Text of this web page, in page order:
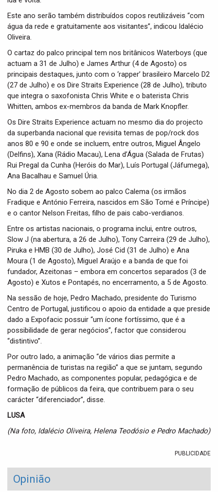
Este ano serão também distribuídos copos reutilizáveis “com
água da rede e gratuitamente aos visitantes”, indicou Idalécio
Oliveira.
O cartaz do palco principal tem nos britânicos Waterboys (que
actuam a 31 de Julho) e James Arthur (4 de Agosto) os
principais destaques, junto com o ‘rapper’ brasileiro Marcelo D2
(27 de Julho) e os Dire Straits Experience (28 de Julho), tributo
que integra o saxofonista Chris White e o baterista Chris
Whitten, ambos ex-membros da banda de Mark Knopfler.
Os Dire Straits Experience actuam no mesmo dia do projecto
da superbanda nacional que revisita temas de pop/rock dos
anos 80 e 90 e onde se incluem, entre outros, Miguel Ângelo
(Delfins), Xana (Rádio Macau), Lena d’Água (Salada de Frutas)
Rui Pregal da Cunha (Heróis do Mar), Luís Portugal (Jáfumega),
Ana Bacalhau e Samuel Úria.
No dia 2 de Agosto sobem ao palco Calema (os irmãos
Fradique e António Ferreira, nascidos em São Tomé e Príncipe)
e o cantor Nelson Freitas, filho de pais cabo-verdianos.
Entre os artistas nacionais, o programa inclui, entre outros,
Slow J (na abertura, a 26 de Julho), Tony Carreira (29 de Julho),
Piruka e HMB (30 de Julho), José Cid (31 de Julho) e Ana
Moura (1 de Agosto), Miguel Araújo e a banda de que foi
fundador, Azeitonas – embora em concertos separados (3 de
Agosto) e Xutos e Pontapés, no encerramento, a 5 de Agosto.
Na sessão de hoje, Pedro Machado, presidente do Turismo
Centro de Portugal, justificou o apoio da entidade a que preside
dado a Expofacic possuir “um ícone fortíssimo, que é a
possibilidade de gerar negócios”, factor que considerou
“distintivo”.
Por outro lado, a animação “de vários dias permite a
permanência de turistas na região” a que se juntam, segundo
Pedro Machado, as componentes popular, pedagógica e de
formação de públicos da feira, que contribuem para o seu
carácter “diferenciador”, disse.
LUSA
(Na foto, Idalécio Oliveira, Helena Teodósio e Pedro Machado)
PUBLICIDADE
Opinião